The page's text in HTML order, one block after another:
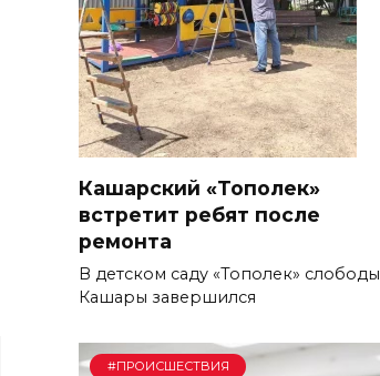
Кашарский «Тополек»
встретит ребят после
ремонта
В детском саду «Тополек» слободы
Кашары завершился
#ПРОИСШЕСТВИЯ